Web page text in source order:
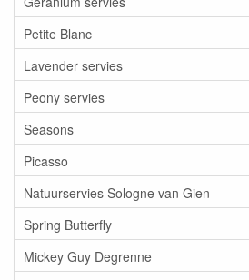
Petite Blanc
Lavender servies
Peony servies
Seasons
Picasso
Natuurservies Sologne van Gien
Spring Butterfly
Mickey Guy Degrenne